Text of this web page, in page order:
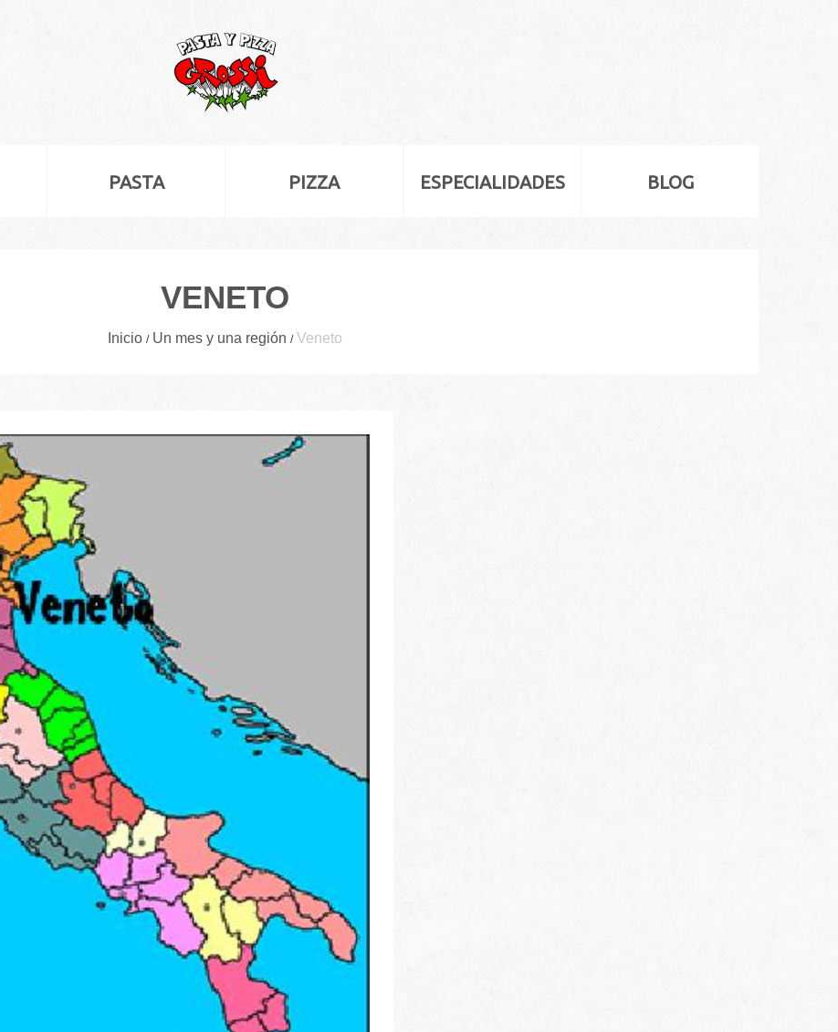
PASTA PIZZA ESPECIALIDADES BLOG
VENETO
Inicio Un mes y una región Veneto